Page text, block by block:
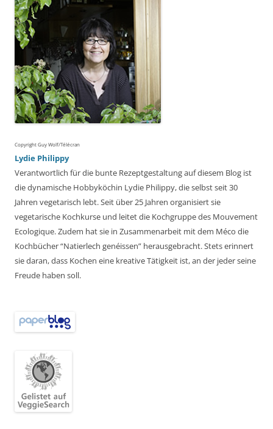
Copyright Guy Wolf/Télécran
Lydie Philippy
Verantwortlich für die bunte Rezeptgestaltung auf diesem Blog ist
die dynamische Hobbyköchin Lydie Philippy, die selbst seit 30
Jahren vegetarisch lebt. Seit über 25 Jahren organisiert sie
vegetarische Kochkurse und leitet die Kochgruppe des Mouvement
Ecologique. Zudem hat sie in Zusammenarbeit mit dem Méco die
Kochbücher “Natierlech genéissen” herausgebracht. Stets erinnert
sie daran, dass Kochen eine kreative Tätigkeit ist, an der jeder seine
Freude haben soll.